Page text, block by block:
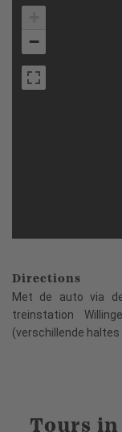
−
Directions
Met de auto via
treinstation
(verschillende haltes
Tours